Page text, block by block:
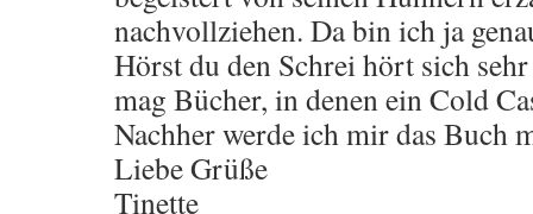
nachvollziehen. Da bin ich ja
Hörst du den Schrei hört sich
mag Bücher, in denen ein Cold
Nachher werde ich mir das Buch
Liebe Grüße
Tinette